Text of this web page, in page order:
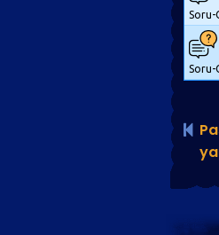
Soru-
Soru-